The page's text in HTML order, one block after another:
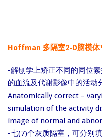
Hoffman 多隔室2-D脑模
-解刨学上矫正不同的同位
的血流及代谢影像中的活动
Anatomically correct –
simulation of the activity
image of normal and
-七(7)个灰质隔室，可分别